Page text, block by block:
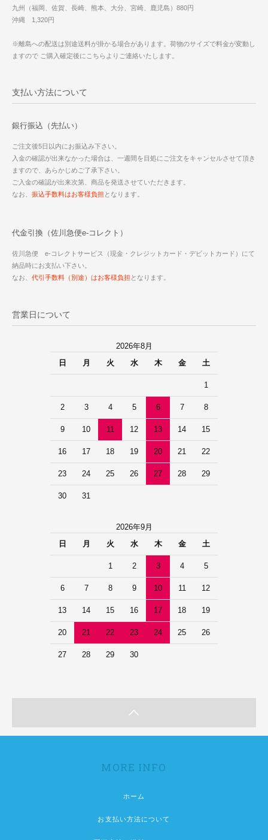
九州（福岡、佐賀、長崎、熊本、大分、宮崎、鹿児島）880円
沖縄 1,320円
※離島への配送は別途送料が掛かる場合があります。荷物のサイズで料金が変動し
ますので ご購入確定後にこちらよりご連絡いたします。
支払い方法について
銀行振込（先払い）
ご注文後5日以内にお振込み下さい。
入金の確認が出来なかった場合は、一週間を目処にご注文をキャンセルさせて頂き
ますので、あらかじめご了承下さい。
ご入金の確認が出来次第、商品を発送させていただきます。
なお、 振込手数料はお客様負担 となります。
代金引換（佐川急便e-コレクト）
佐川急便 e-コレクトサービス（現金・クレジットカード・デビットカード）にて
納品時にお支払い下さい。
なお、 代引手数料（別途）はお客様負担 となります。
営業日について
2026年8月
日
月 火 水 木 金 土
1
2 3 4 5 6 7 8
9 10 11 12 13 14 15
16 17 18 19 20 21 22
23 24 25 26 27 28 29
30 31
2026年9月
日
月 火 水 木 金 土
1 2 3 4 5
6 7 8 9 10 11 12
13 14 15 16 17 18 19
20 21 22 23 24 25 26
27 28 29 30
MORE INFO
ホーム
お支払い方法について